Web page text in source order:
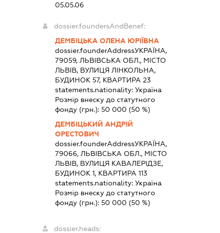
05.05.06
dossier.foundersAndBenef:
ДЕМБІЦЬКА ОЛЕНА ЮРІЇВНА
dossier.founderAddressУКРАЇНА,
79059, ЛЬВІВСЬКА ОБЛ., МІСТО
ЛЬВІВ, ВУЛИЦЯ ЛІНКОЛЬНА,
БУДИНОК 57, КВАРТИРА 23
statements.nationality:Україна
Розмір внеску до статутного
фонду (грн.):50 000 (50 %)
ДЕМБІЦЬКИЙ АНДРІЙ
ОРЕСТОВИЧ
dossier.founderAddressУКРАЇНА,
79066, ЛЬВІВСЬКА ОБЛ., МІСТО
ЛЬВІВ, ВУЛИЦЯ КАВАЛЕРІДЗЕ,
БУДИНОК 1, КВАРТИРА 113
statements.nationality:Україна
Розмір внеску до статутного
фонду (грн.):50 000 (50 %)
dossier.heads: